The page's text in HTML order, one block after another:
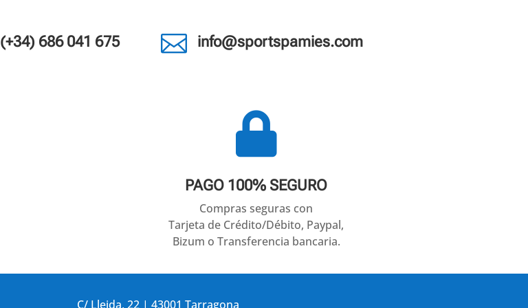
(+34) 686 041 675  info@sportspamies.com

PAGO 100% SEGURO
Compras seguras con
Tarjeta de Crédito/Débito, Paypal,
Bizum o Transferencia bancaria.
C/ Lleida, 22 | 43001 Tarragona